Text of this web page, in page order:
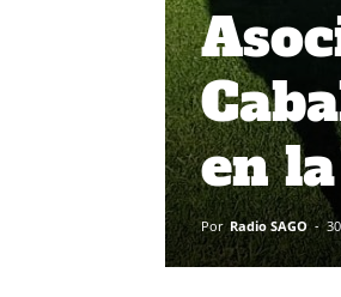
en
Por Radio SAGO -